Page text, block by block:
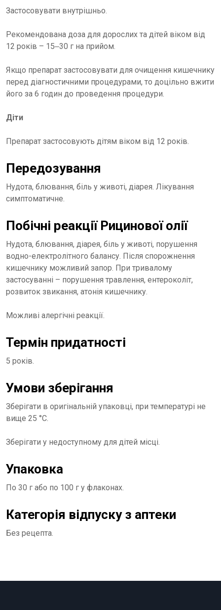
Застосовувати внутрішньо.
Рекомендована доза для дорослих та дітей віком від
12 років – 15‒30 г на прийом.
Якщо препарат застосовувати для очищення кишечнику
перед діагностичними процедурами, то доцільно вжити
його за 6 годин до проведення процедури.
Діти
Препарат застосовують дітям віком від 12 років.
Передозування
Нудота, блювання, біль у животі, діарея. Лікування
симптоматичне.
Побічні реакції Рицинової олії
Нудота, блювання, діарея, біль у животі, порушення
водно-електролітного балансу. Після спорожнення
кишечнику можливий запор. При тривалому
застосуванні – порушення травлення, ентероколіт,
розвиток звикання, атонія кишечнику.
Можливі алергічні реакції.
Термін придатності
5 років.
Умови зберігання
Зберігати в оригінальній упаковці, при температурі не
вище 25 °С.
Зберігати у недоступному для дітей місці.
Упаковка
По 30 г або по 100 г у флаконах.
Категорія відпуску з аптеки
Без рецепта.